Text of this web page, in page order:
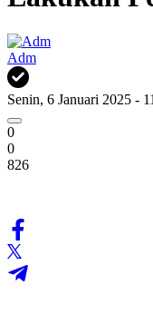
Adm
Senin, 6 Januari 2025 -
0
0
826